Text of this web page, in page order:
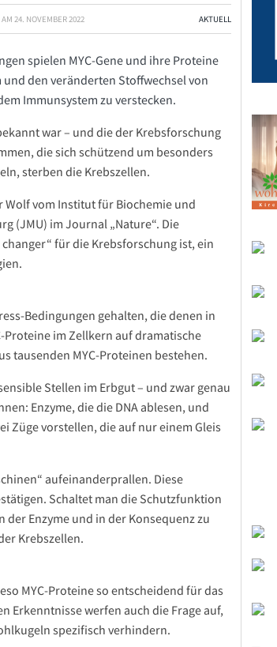
AM 24. NOVEMBER 2022 AKTUELL
spielen MYC-Gene und ihre Proteine
den veränderten Stoffwechsel von
Immunsystem zu verstecken.
war – und die der Krebsforschung
die sich schützend um besonders
sterben die Krebszellen.
Wolf vom Institut für Biochemie und
(JMU) im Journal „Nature“. Die
für die Krebsforschung ist, ein
Bedingungen gehalten, die denen in
Proteine im Zellkern auf dramatische
tausenden MYC-Proteinen bestehen.
Stellen im Erbgut – und zwar genau
Enzyme, die die DNA ablesen, und
Züge vorstellen, die auf nur einem Gleis
aufeinanderprallen. Diese
Schaltet man die Schutzfunktion
Enzyme und in der Konsequenz zu
Krebszellen.
MYC-Proteine so entscheidend für das
Erkenntnisse werfen auch die Frage auf,
spezifisch verhindern.